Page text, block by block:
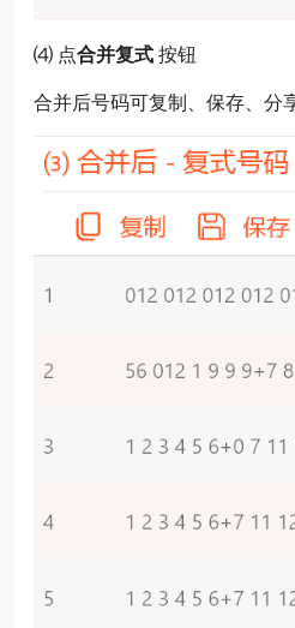
⑷ 点合并复式按钮
合并后号码可复制、保存、分